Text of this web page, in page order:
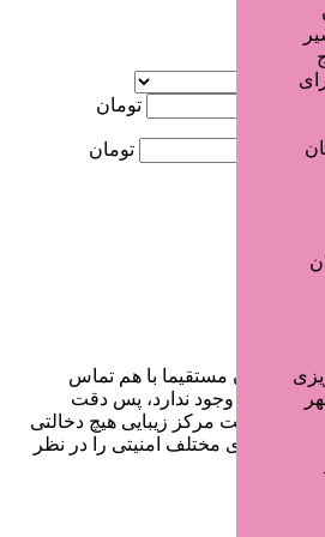
تومان
تومان
کاربران مستقیما با هم تماس
این میان وجود ندارد، پس دقت
شما سایت مرکز زیبایی هیچ دخالتی
جنبه‌های مختلف امنیتی را در نظر